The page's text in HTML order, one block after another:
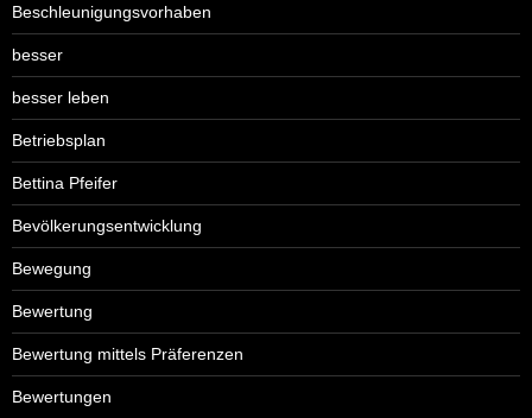
Beschleunigungsvorhaben
besser
besser leben
Betriebsplan
Bettina Pfeifer
Bevölkerungsentwicklung
Bewegung
Bewertung
Bewertung mittels Präferenzen
Bewertungen